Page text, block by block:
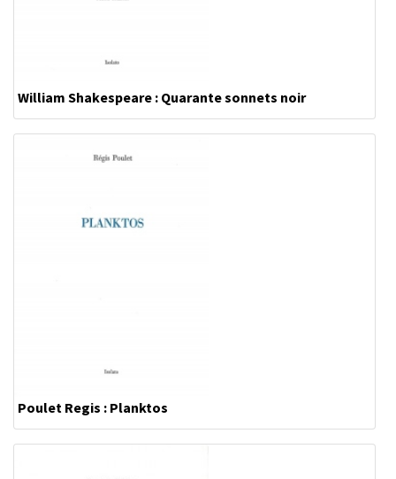
William Shakespeare : Quarante sonnets noir
Poulet Regis : Planktos